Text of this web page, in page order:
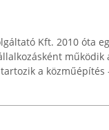
Kft. 2010 óta
a közműépítés